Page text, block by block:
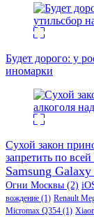
Будет дорого: у
иномарки
Сухой закон
запретить по
Samsung Galaxy
Огни Москвы (2)
вождение (1) Renault
Micromax Q354 (1)